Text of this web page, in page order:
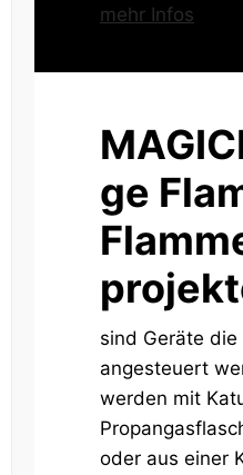
mehr Infos
ge
sind Geräte die
angesteuert
werden mit
oder aus einer